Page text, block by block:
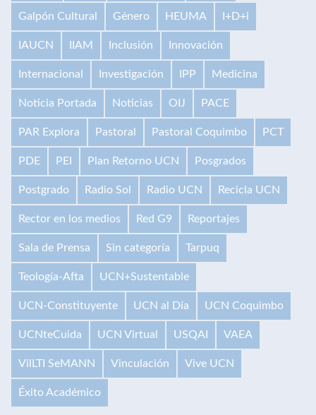
Galpón Cultural Género HEUMA I+D+i
IAUCN IIAM Inclusión Innovación
Internacional Investigación IPP Medicina
Noticia Portada Noticias OIJ PACE
PAR Explora Pastoral Pastoral Coquimbo PCT
PDE PEI Plan Retorno UCN Posgrados
Postgrado Radio Sol Radio UCN Recicla UCN
Rector en los medios Red G9 Reportajes
Sala de Prensa Sin categoría Tarpuq
Teología-Afta UCN+Sustentable
UCN-Constituyente UCN al Día UCN Coquimbo
UCNteCuida UCN Virtual USQAI VAEA
VilLTI SeMANN Vinculación Vive UCN
Éxito Académico